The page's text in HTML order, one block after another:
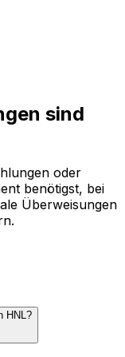
sind
oder
benötigst, bei
Überweisungen
HNL?